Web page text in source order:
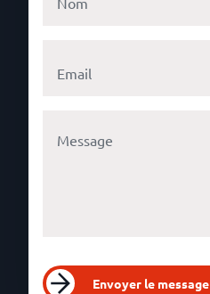
Envoyer le message